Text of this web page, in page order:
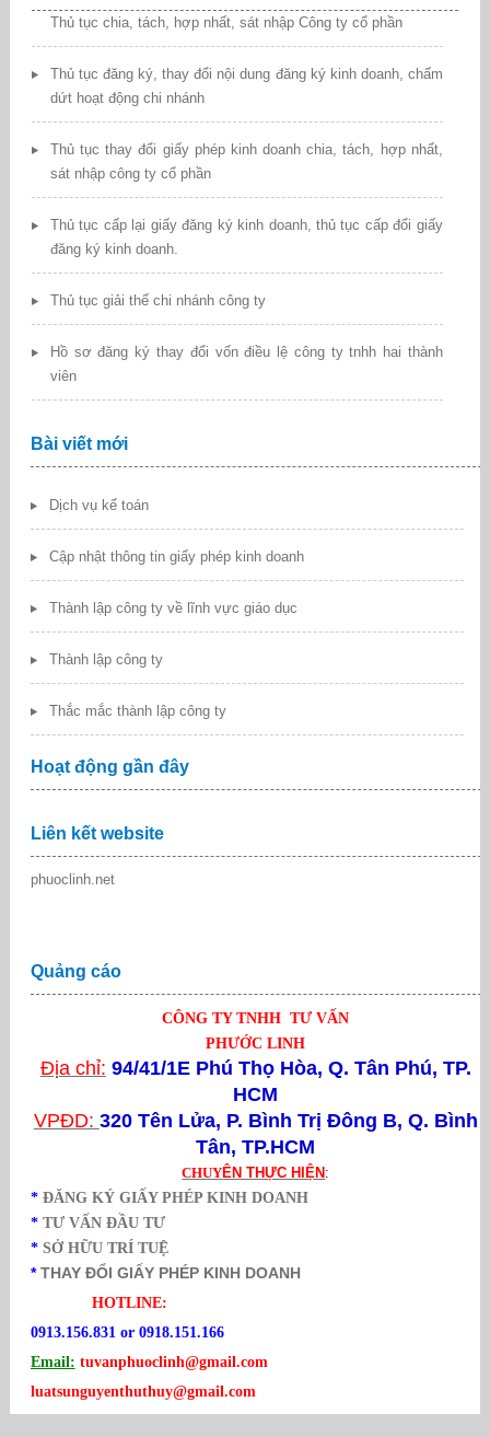
Thủ tục chia, tách, hợp nhất, sát nhập Công ty cổ phần
Thủ tục đăng ký, thay đổi nội dung đăng ký kinh doanh, chấm
dứt hoạt động chi nhánh
Thủ tục thay đổi giấy phép kinh doanh chia, tách, hợp nhất,
sát nhập công ty cổ phần
Thủ tục cấp lại giấy đăng ký kinh doanh, thủ tục cấp đổi giấy
đăng ký kinh doanh.
Thủ tục giải thể chi nhánh công ty
Hồ sơ đăng ký thay đổi vốn điều lệ công ty tnhh hai thành
viên
Bài viết mới
Dịch vụ kế toán
Cập nhật thông tin giấy phép kinh doanh
Thành lập công ty về lĩnh vực giáo dục
Thành lập công ty
Thắc mắc thành lập công ty
Hoạt động gần đây
Liên kết website
phuoclinh.net
Quảng cáo
CÔNG TY TNHH TƯ VẤN
PHƯỚC LINH
Địa chỉ: 94/41/1E Phú Thọ Hòa, Q. Tân Phú, TP.
HCM
VPĐD: 320 Tên Lửa, P. Bình Trị Đông B, Q. Bình
Tân, TP.HCM
CHUYÊN THỰC HIỆN :
* ĐĂNG KÝ GIẤY PHÉP KINH DOANH
* TƯ VẤN ĐẦU TƯ
* SỞ HỮU TRÍ TUỆ
*THAY ĐỔI GIẤY PHÉP KINH DOANH
HOTLINE:
0913.156.831 or 0918.151.166
Email: tuvanphuoclinh@gmail.com
luatsunguyenthuthuy@gmail.com